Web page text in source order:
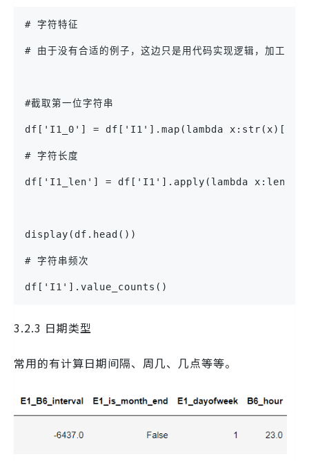
# 字符特征
# 由于没有合适的例子，这边只是用代码实现逻辑，加工的字
#截取第一位字符串
df['I1_0'] = df['I1'].map(lambda
# 字符长度
df['I1_len'] = df['I1'].apply(lambda
display(df.head())
# 字符串频次
df['I1'].value_counts()
3.2.3 日期类型
常用的有计算日期间隔、周几、几点等等。